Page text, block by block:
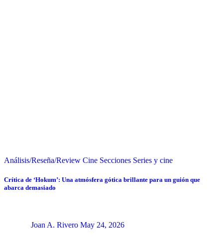
Análisis/Reseña/Review Cine Secciones Series y cine
Crítica de ‘Hokum’: Una atmósfera gótica brillante para un guión que
abarca demasiado
Joan A. Rivero May 24, 2026